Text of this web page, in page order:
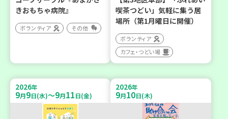
きおもちゃ病院』
ボランティア その他
喫茶つどい」気軽に集う居
場所（第1月曜日に開催）
ボランティア
カフェ・つどい場
2026年
9月9日(水)～9月11日(金)
2026年
9月10日(木)